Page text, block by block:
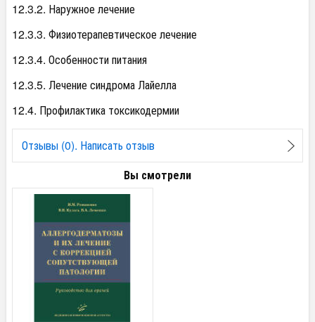
12.3.2. Наружное лечение
12.3.3. Физиотерапевтическое лечение
12.3.4. Особенности питания
12.3.5. Лечение синдрома Лайелла
12.4. Профилактика токсикодермии
Отзывы (0). Написать отзыв
Вы смотрели